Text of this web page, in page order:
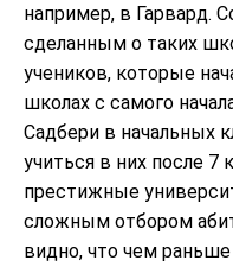
например, в Гарвард.
сделанным о таких
учеников, которые
школах с самого
Садбери в начальных
учиться в них после 7
престижные
сложным отбором
видно, что чем